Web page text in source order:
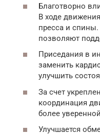
Благотворно
В ходе
пресса и
позволяют
Приседания в
заменить
улучшить
За счет
координация
более
Улучшается